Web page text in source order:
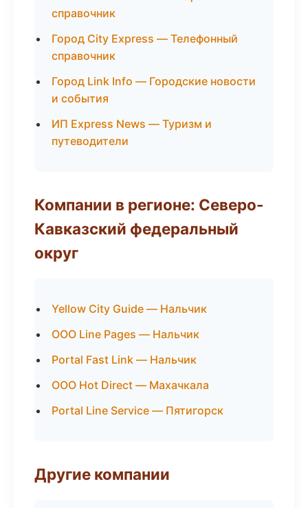
справочник
Город City Express — Телефонный
справочник
Город Link Info — Городские новости
и события
ИП Express News — Туризм и
путеводители
Компании в регионе: Северо-
Кавказский федеральный
округ
Yellow City Guide — Нальчик
ООО Line Pages — Нальчик
Portal Fast Link — Нальчик
ООО Hot Direct — Махачкала
Portal Line Service — Пятигорск
Другие компании